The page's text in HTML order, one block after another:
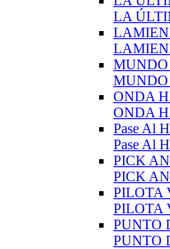
LA
ONDA
ONDA
Pase Al
Pase Al
PICK
PICK
PILOTA
PILOTA
PUNTO
PUNTO